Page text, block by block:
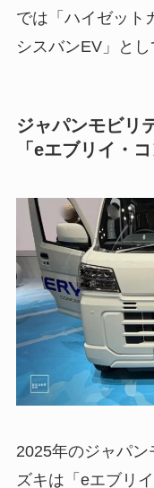
では「ハイゼット
シスバンEV」とし
ジャパンモビリ
「eエブリイ・
2025年のジャパ
ズキは「eエブリ